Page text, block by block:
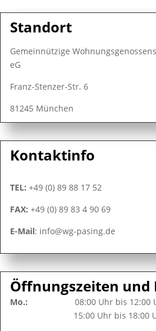
Standort
Gemeinnützige
eG
Franz-Stenzer-Str. 6
81245 München
Kontaktinfo
TEL: +49 (0) 89 88 17 52
FAX: +49 (0) 89 83 4 90 69
E-Mail: info@wg-pasing.de
Öffnungszeiten
Mo.: 08:00 Uhr bis 12:00
15:00 Uhr bis 18:00